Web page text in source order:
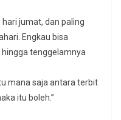
jumat, dan paling
Engkau bisa
tenggelamnya
mana saja antara terbit
itu boleh.”